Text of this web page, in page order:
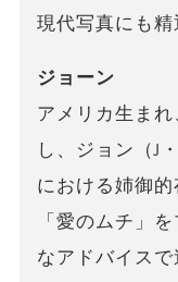
現代写真にも精
ジョーン
アメリカ生ま
し、ジョン（J
における姉御的
「愛のムチ」
なアドバイス